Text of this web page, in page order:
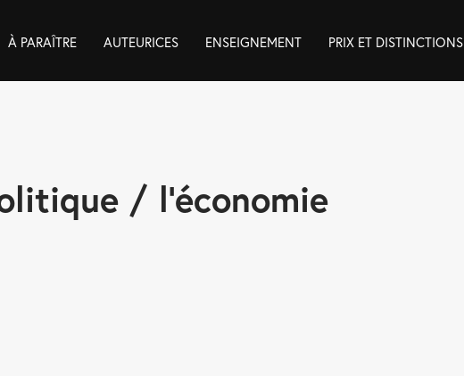
À PARAÎTRE AUTEURICES ENSEIGNEMENT PRIX ET DISTINCTIONS
/ l’économie